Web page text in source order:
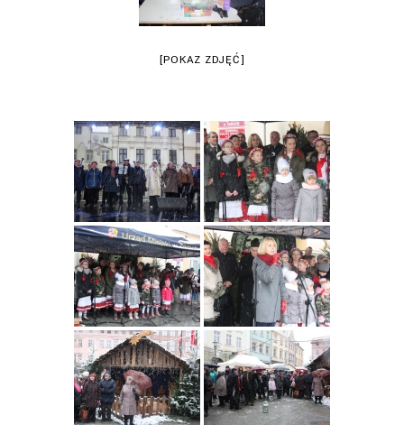
[POKAZ ZDJĘĆ]